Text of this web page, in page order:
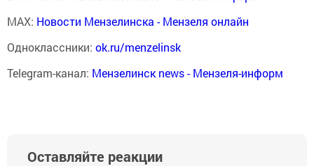
MAX: Новости Мензелинска - Мензеля онлайн
Одноклассники: ok.ru/menzelinsk
Telegram-канал: Мензелинск news - Мензеля-информ
Оставляйте реакции